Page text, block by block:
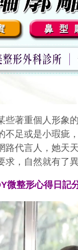
些著重個人形象
足或是小瑕疵
路代言人，她天
，自然就有了
微整形心得日記